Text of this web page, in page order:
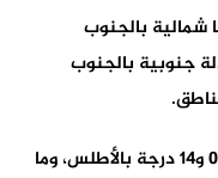
شمالية بالجنوب
جنوبية بالجنوب
وستتراوح درجات الحرارة الدنيا ما بين 08 و14 درجة بالأطلس، وما